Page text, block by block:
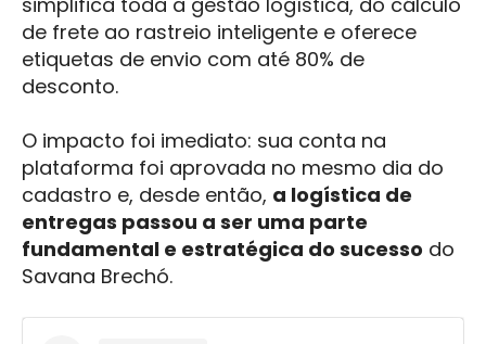
de frete ao rastreio inteligente e oferece
etiquetas de envio com até 80% de
desconto.
O impacto foi imediato: sua conta na
plataforma foi aprovada no mesmo dia do
cadastro e, desde então, a logística de
entregas passou a ser uma parte
fundamental e estratégica do sucesso do
Savana Brechó.